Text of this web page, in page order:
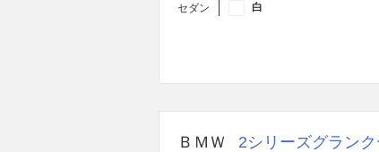
セダン 白
ＢＭＷ 2シリーズグラン